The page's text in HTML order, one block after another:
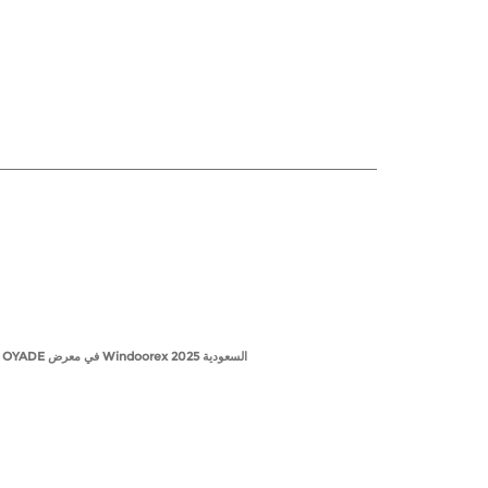
Next article:مراجعة: OYADE في معرض Windoorex السعودية 2025